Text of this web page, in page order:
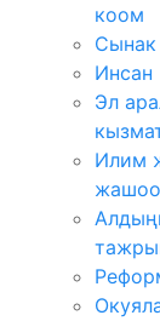
коом
Сынак
Инсан
Эл
Илим
жашоо